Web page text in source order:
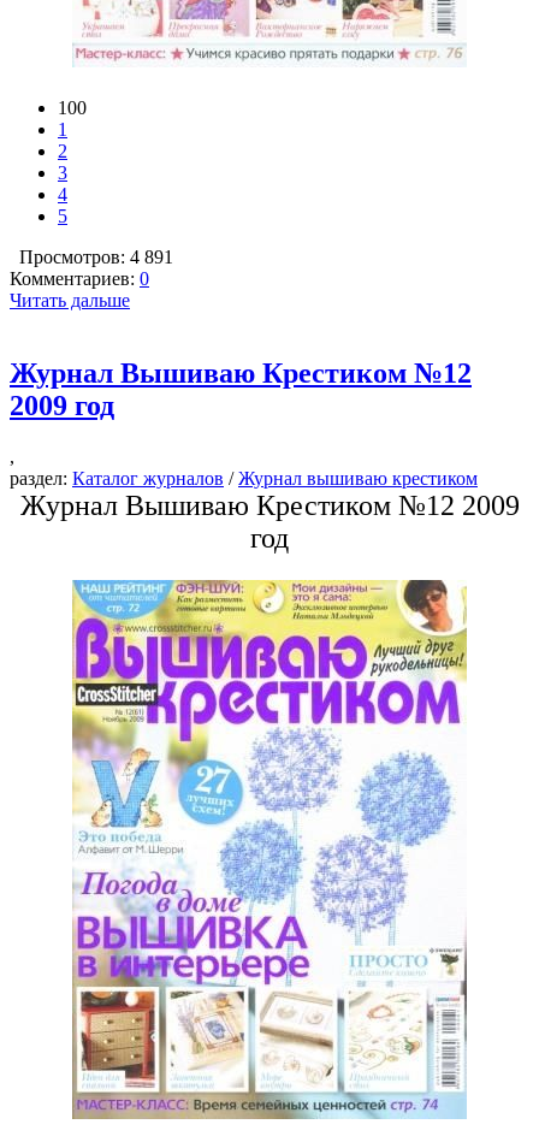
100
1
2
3
4
5
Просмотров: 4 891
Комментариев: 0
Читать дальше
Журнал Вышиваю Крестиком №12
2009 год
,
раздел: Каталог журналов /Журнал вышиваю крестиком
Журнал Вышиваю Крестиком №12 2009
год